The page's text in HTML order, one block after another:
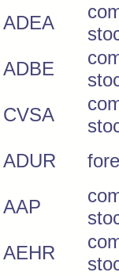
ADEA
ADBE
CVSA
ADUR
AAP
AEHR